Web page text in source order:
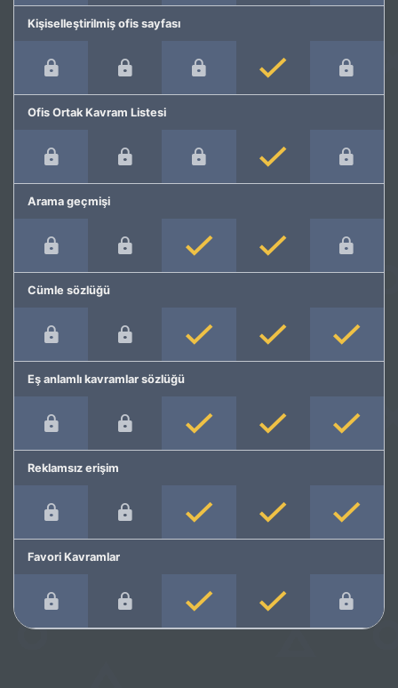
Kişiselleştirilmiş ofis sayfası
Ofis Ortak Kavram Listesi
Arama geçmişi
Cümle sözlüğü
Eş anlamlı kavramlar sözlüğü
Reklamsız erişim
Favori Kavramlar